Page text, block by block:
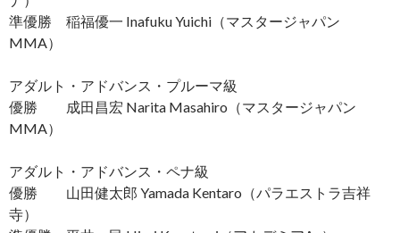
準優勝 稲福優一 Inafuku Yuichi（マスタージャパン
MMA）
アダルト・アドバンス・プルーマ級
優勝 成田昌宏 Narita Masahiro（マスタージャパン
MMA）
アダルト・アドバンス・ペナ級
優勝 山田健太郎 Yamada Kentaro（パラエストラ吉祥
寺）